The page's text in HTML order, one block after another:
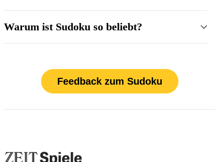
Warum ist Sudoku so beliebt?
Feedback zum Sudoku